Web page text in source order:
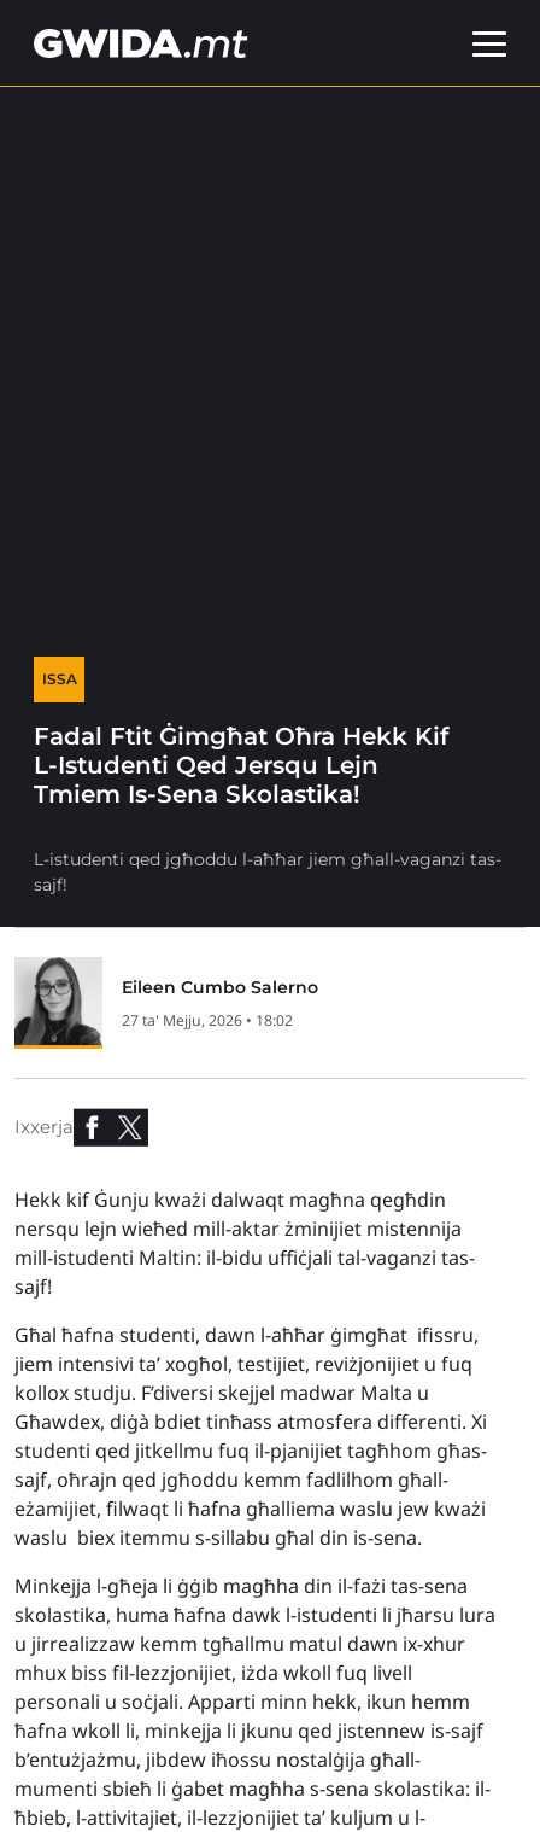
ISSA
Fadal Ftit Ġimgħat Oħra Hekk Kif
L-Istudenti Qed Jersqu Lejn
Tmiem Is-Sena Skolastika!
L-istudenti qed jgħoddu l-aħħar jiem għall-vaganzi tas-
sajf!
Eileen Cumbo Salerno
27 ta' Mejju, 2026 • 18:02
Ixxerja
Hekk kif Ġunju kważi dalwaqt magħna qegħdin
nersqu lejn wieħed mill-aktar żminijiet mistennija
mill-istudenti Maltin: il-bidu uffiċjali tal-vaganzi tas-
sajf!
Għal ħafna studenti, dawn l-aħħar ġimgħat ifissru,
jiem intensivi ta’ xogħol, testijiet, reviżjonijiet u fuq
kollox studju. F’diversi skejjel madwar Malta u
Għawdex, diġà bdiet tinħass atmosfera differenti. Xi
studenti qed jitkellmu fuq il-pjanijiet tagħhom għas-
sajf, oħrajn qed jgħoddu kemm fadlilhom għall-
eżamijiet, filwaqt li ħafna għalliema waslu jew kważi
waslu biex itemmu s-sillabu għal din is-sena.
Minkejja l-għeja li ġġib magħha din il-fażi tas-sena
skolastika, huma ħafna dawk l-istudenti li jħarsu lura
u jirrealizzaw kemm tgħallmu matul dawn ix-xhur
mhux biss fil-lezzjonijiet, iżda wkoll fuq livell
personali u soċjali. Apparti minn hekk, ikun hemm
ħafna wkoll li, minkejja li jkunu qed jistennew is-sajf
b’entużjażmu, jibdew iħossu nostalġija għall-
mumenti sbieħ li ġabet magħha s-sena skolastika: il-
ħbieb, l-attivitajiet, il-lezzjonijiet ta’ kuljum u l-